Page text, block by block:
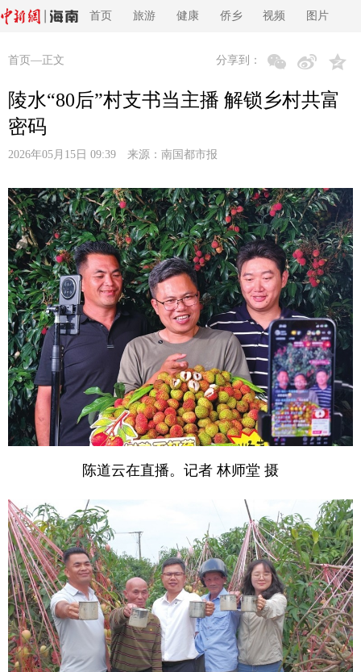
首页 旅游 健康 侨乡 视频 图片
首页 —正文 分享到：
陵水“80后”村支书当主播 解锁乡村共富
密码
2026年05月15日 09:39 来源： 南国都市报
陈道云在直播。记者 林师堂 摄